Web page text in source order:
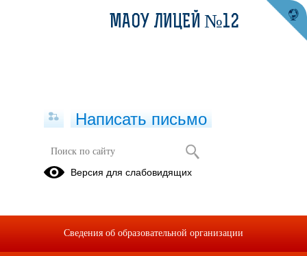
Библиотека
МАОУ ЛИЦЕЙ №12
Написать письмо
Версия для слабовидящих
Сведения об образовательной организации